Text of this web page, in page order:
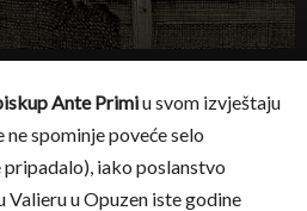
Ante Primiu svom izvještaju
spominje poveće selo
iako poslanstvo
u Opuzen iste godine